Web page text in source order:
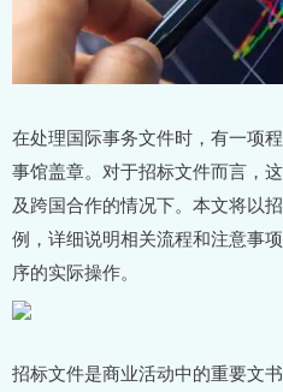
在处理国际事务文件时，有一项
事馆盖章。对于招标文件而言，
及跨国合作的情况下。本文将以
例，详细说明相关流程和注意事
序的实际操作。
招标文件是商业活动中的重要文